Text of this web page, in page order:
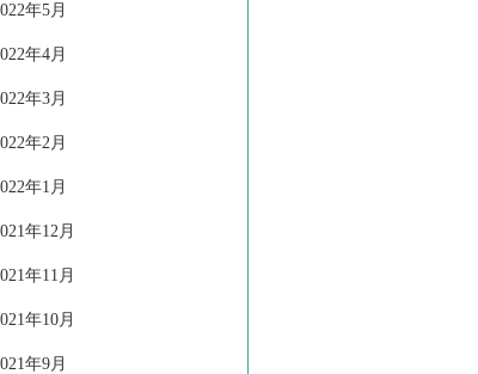
年5月
年4月
年3月
年2月
年1月
年12月
年11月
年10月
年9月